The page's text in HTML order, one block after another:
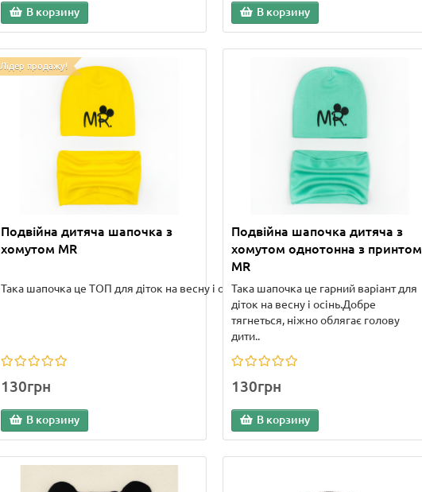
В корзину В корзину
Лідер продажу!
Подвійна дитяча шапочка з
хомутом MR
Така шапочка це ТОП для діток на весну і осінь. Во..
130грн
В корзину
Подвійна шапочка дитяча з
хомутом однотонна з принтом
MR
Така шапочка це гарний варіант для
діток на весну і осінь.Добре
тягнеться, ніжно облягає голову
дити..
130грн
В корзину